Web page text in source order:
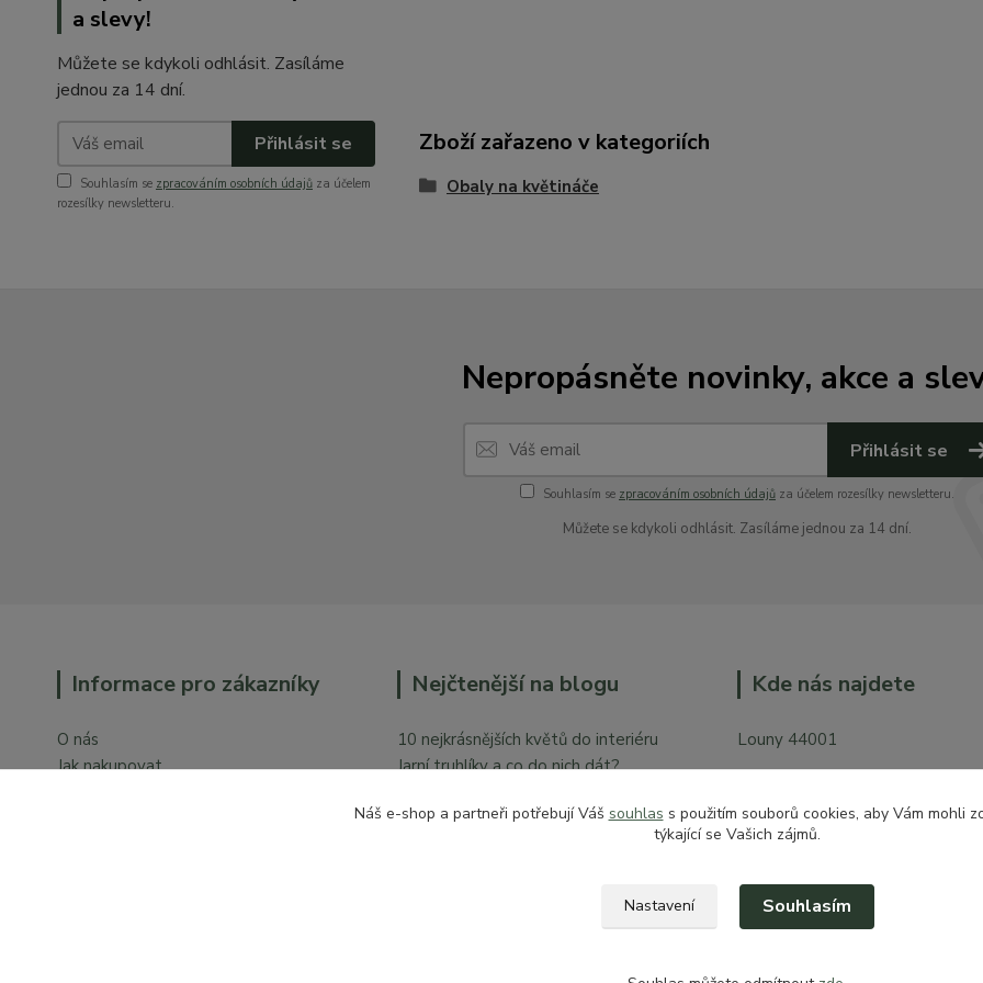
a slevy!
Můžete se kdykoli odhlásit. Zasíláme
jednou za 14 dní.
Přihlásit se
Souhlasím se zpracováním osobních údajů za účelem
rozesílky newsletteru.
Zboží zařazeno v kategoriích
Obaly na květináče
Nepropásněte novinky, akce a
Přihlásit se
Souhlasím se zpracováním osobních údajů za účelem rozesílky newsletteru.
Můžete se kdykoli odhlásit. Zasíláme jednou za 14 dní.
Informace pro zákazníky
O nás
Jak nakupovat
Nejčtenější na blogu
10 nejkrásnějších květů do interiéru
Jarní truhlíky a co do nich dát?
Kde nás najdete
Louny 44001
Vchod z České ulice prodejna
Náš e-shop a partneři potřebují Váš souhlas s použitím souborů cookies, aby Vám mohli
týkající se Vašich zájmů.
Nastavení Souhlasím